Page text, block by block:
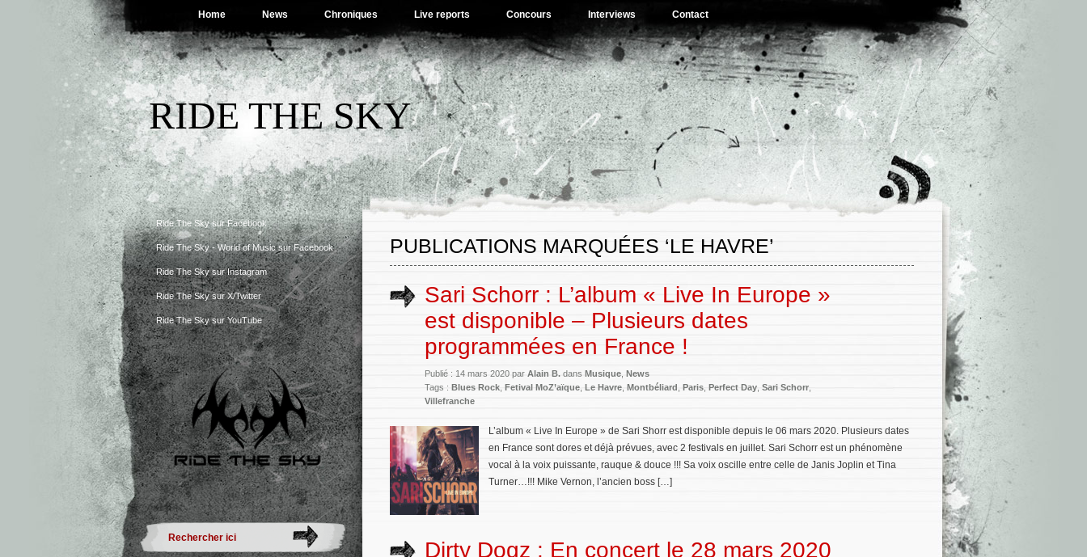
Home News Chroniques Live reports Concours Interviews Contact
RIDE THE SKY
Ride The Sky sur Facebook
Ride The Sky - World of Music sur Facebook
Ride The Sky sur Instagram
Ride The Sky sur X/Twitter
Ride The Sky sur YouTube
PUBLICATIONS MARQUÉES ‘LE HAVRE’
Sari Schorr : L’album « Live In Europe »
est disponible – Plusieurs dates
programmées en France !
Publié : 14 mars 2020 par Alain B. dans Musique News
Tags : Blues Rock Fetival MoZ’aïque Le Havre Montbéliard Paris Perfect Day Sari Schorr
Villefranche
L’album « Live In Europe » de Sari Shorr est disponible depuis le 06 mars 2020. Plusieurs dates
en France sont dores et déjà prévues, avec 2 festivals en juillet. Sari Schorr est un phénomène
vocal à la voix puissante, rauque & douce !!! Sa voix oscille entre celle de Janis Joplin et Tina
Turner…!!! Mike Vernon, l’ancien boss […]
Dirty Dogz : En concert le 28 mars 2020